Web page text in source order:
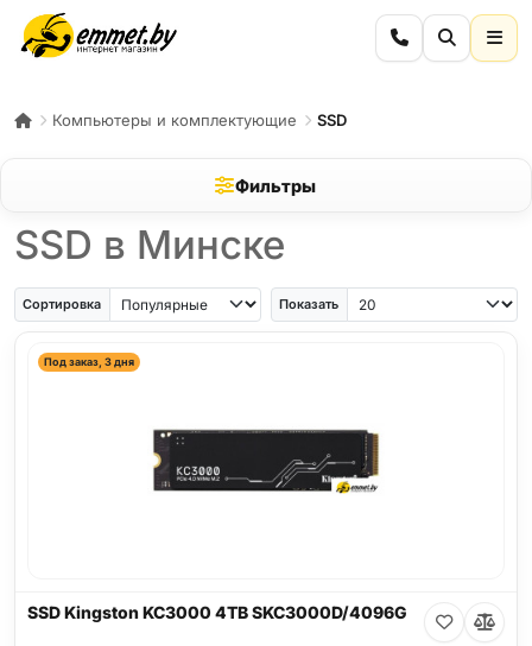
Компьютеры и комплектующие SSD
Фильтры
SSD в Минске
Сортировка Показать
Под заказ, 3 дня
SSD Kingston KC3000 4TB SKC3000D/4096G